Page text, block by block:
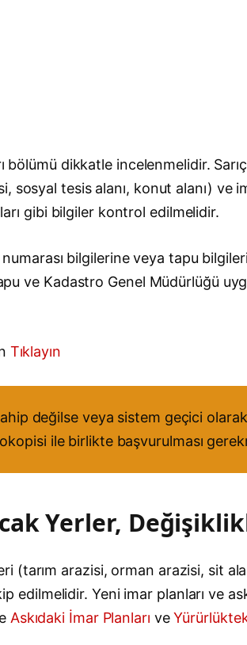
dikkatle incelenmelidir.
sosyal tesis alanı, konut alanı) ve
gibi bilgiler kontrol edilmelidir.
bilgilerine veya tapu
ve Kadastro Genel Müdürlüğü
Tıklayın
değilse veya sistem geçici olarak
ile birlikte başvurulması
Yerler,
(tarım arazisi, orman arazisi, sit
Yeni imar planları ve
Askıdaki İmar Planları ve